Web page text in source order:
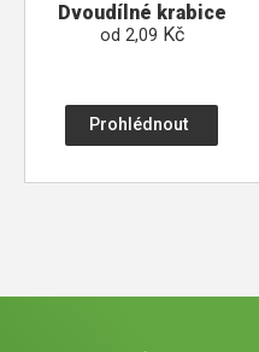
Dvoudílné krabice
od 2,09 Kč
Prohlédnout